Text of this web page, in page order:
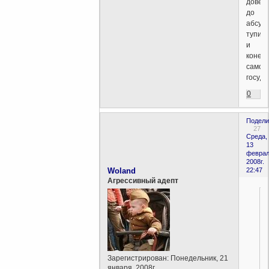
до
тупик
и
конец
самого
0
27
Среда,
13
2008г.
22:47
Woland
Агрессивный адепт
Зарегистрирован: Понедельник, 21